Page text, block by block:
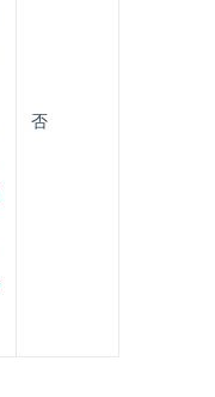
否